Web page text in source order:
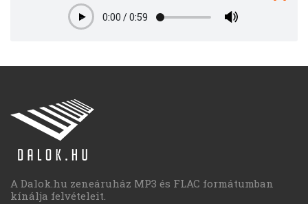
Play0:00 /0:59
A Dalok.hu zeneáruház MP3 és FLAC formátumban
kínálja felvételeit.